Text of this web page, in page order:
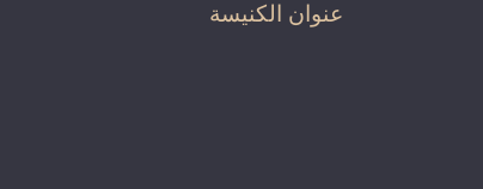
عنوان الكنيسة